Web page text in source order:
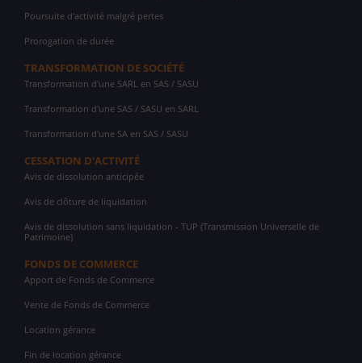
Poursuite d'activité malgré pertes
Prorogation de durée
TRANSFORMATION DE SOCIÉTÉ
Transformation d'une SARL en SAS / SASU
Transformation d'une SAS / SASU en SARL
Transformation d'une SA en SAS / SASU
CESSATION D'ACTIVITÉ
Avis de dissolution anticipée
Avis de clôture de liquidation
Avis de dissolution sans liquidation - TUP (Transmission Universelle de
Patrimoine)
FONDS DE COMMERCE
Apport de Fonds de Commerce
Vente de Fonds de Commerce
Location gérance
Fin de location gérance